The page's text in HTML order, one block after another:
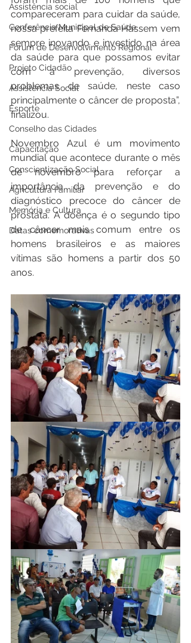
Assistência social
Conferência Municipal de Saúde
Fórum de Desenvolvimento Regional
Projeto Cidadão
Assistência Social
Esporte
Conselho das Cidades
Capacitação
Conscientização Social
Agricultura Familiar
Memória e Cultura
Datas comemorativas
compareceram para cuidar da saúde,
nossa prefeita Fernanda Hassem vem
sempre inovando e investido na área
da saúde para que possamos evitar
com a prevenção, diversos
problemas de saúde, neste caso
principalmente o câncer de proposta”,
finalizou.
Novembro Azul é um movimento
mundial que acontece durante o mês
de novembro para reforçar a
importância da prevenção e do
diagnóstico precoce do câncer de
próstata. A doença é o segundo tipo
de câncer mais comum entre os
homens brasileiros e as maiores
vítimas são homens a partir dos 50
anos.